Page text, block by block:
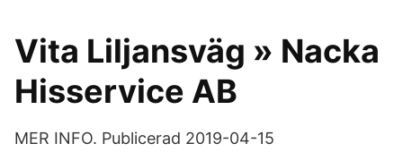
Vita Liljansväg » Nacka
Hisservice AB
MER INFO. Publicerad 2019-04-15